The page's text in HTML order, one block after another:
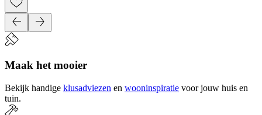
Maak het mooier
Bekijk handige klusadviezen en wooninspiratie voor jouw huis en
tuin.